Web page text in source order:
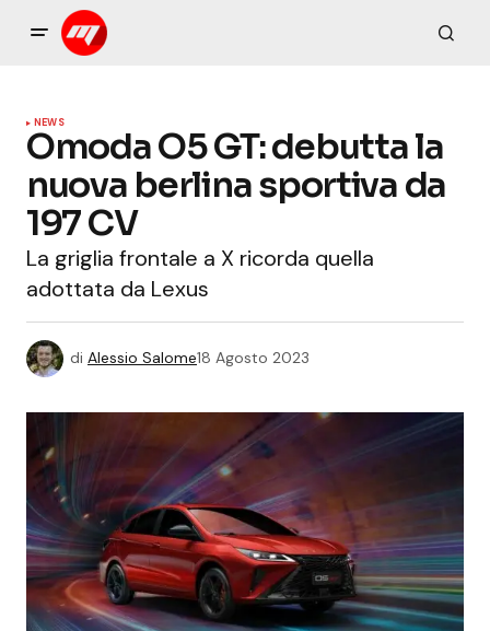
NEWS
Omoda O5 GT: debutta la
nuova berlina sportiva da
197 CV
La griglia frontale a X ricorda quella
adottata da Lexus
di Alessio Salome18 Agosto 2023